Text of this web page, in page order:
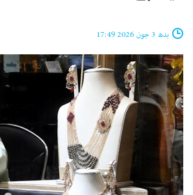
بدھ 3 جون 2026 17:49